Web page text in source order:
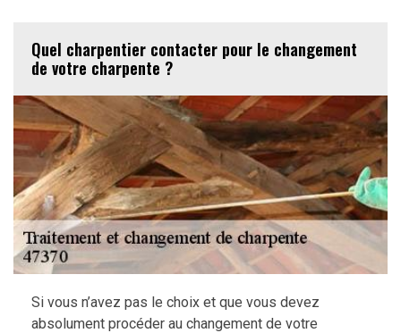
Quel charpentier contacter pour le changement
de votre charpente ?
Si vous n’avez pas le choix et que vous devez
absolument procéder au changement de votre